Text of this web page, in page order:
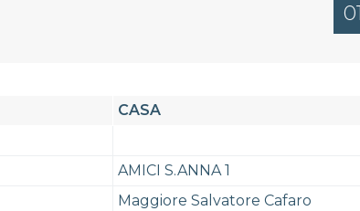
01
CASA
AMICI S.ANNA 1
Maggiore Salvatore Cafaro